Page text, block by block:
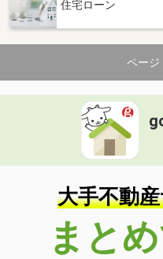
住宅ローン
ページ
大手不動
まと